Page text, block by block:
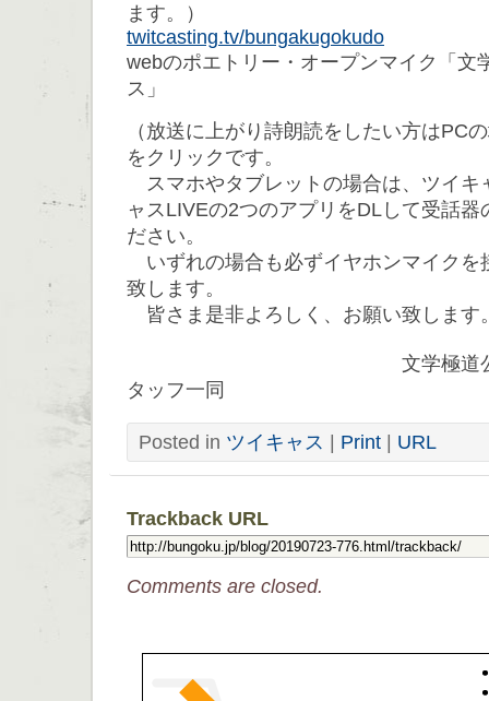
ます。）
twitcasting.tv/bungakugokudo
webのポエトリー・オープンマイク「文
ス」
（放送に上がり詩朗読をしたい方はPC
をクリックです。
スマホやタブレットの場合は、ツイキ
ャスLIVEの2つのアプリをDLして受話
ださい。
いずれの場合も必ずイヤホンマイクを
致します。
皆さま是非よろしく、お願い致します
文学極道公式ツイ
タッフ一同
Posted in ツイキャス | Print | URL
Trackback URL
Comments are closed.